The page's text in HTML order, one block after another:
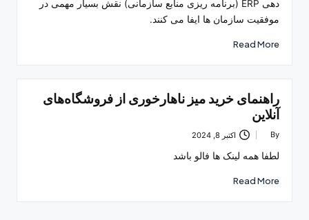
دهی ERP (برنامه ریزی منابع سازمانی) نقش بسیار مهمی در
موفقیت سازمان ها ایفا می کنند.
Read More
راهنمای خرید میز ناهارخوری از فروشگاه‌های
آنلاین
Posted
By اکتبر 8, 2024
لطفا همه لینک ها فالو باشد
Read More